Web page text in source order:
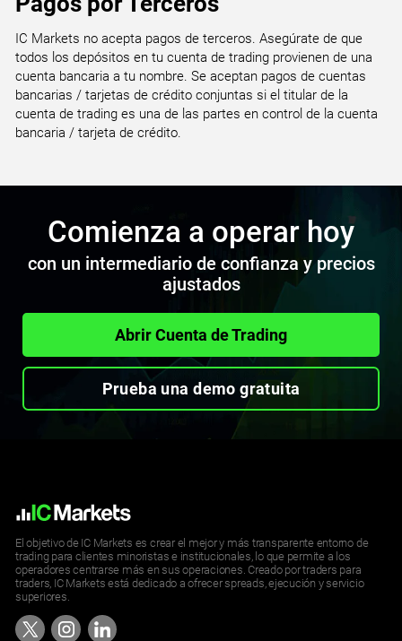
IC Markets no acepta pagos de terceros. Asegúrate de que
todos los depósitos en tu cuenta de trading provienen de una
cuenta bancaria a tu nombre. Se aceptan pagos de cuentas
bancarias / tarjetas de crédito conjuntas si el titular de la
cuenta de trading es una de las partes en control de la cuenta
bancaria / tarjeta de crédito.
Comienza a operar hoy
con un intermediario de confianza y precios
ajustados
Abrir Cuenta de Trading
Prueba una demo gratuita
El objetivo de IC Markets es crear el mejor y más transparente entorno de
trading para clientes minoristas e institucionales, lo que permite a los
operadores centrarse más en sus operaciones. Creado por traders para
traders, IC Markets está dedicado a ofrecer spreads, ejecución y servicio
superiores.